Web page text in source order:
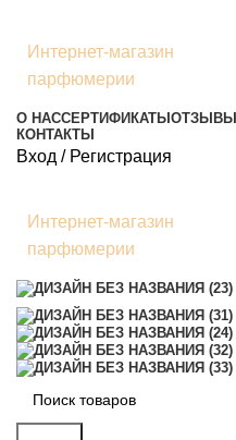
Интернет-магазин
парфюмерии
О НАССЕРТИФИКАТЫ ОТЗЫВЫ
КОНТАКТЫ
Вход / Регистрация
Интернет-магазин
парфюмерии